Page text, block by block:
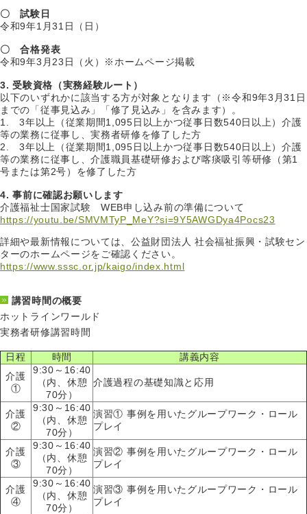
〇 試験日
令和9年1月31日（日）
〇 合格発表
令和9年3月23日（火）※ホームページ掲載
3. 受験資格（実務経験ルート）
以下のいずれかに該当する方が対象となります（※令和9年3月31日
までの「従事見込み」「修了見込み」を含みます）。
1. 3年以上（従業期間1,095日以上かつ従事日数540日以上）介護
等の業務に従事し、実務者研修を修了した方
2. 3年以上（従業期間1,095日以上かつ従事日数540日以上）介護
等の業務に従事し、介護職員基礎研修および喀痰吸引等研修（第1
号または第2号）を修了した方
4. 事前に確認お願いします
介護福祉士国家試験 WEB申し込み前の準備について
https://youtu.be/SMVMTyP_MeY?si=9Y5AWGDya4Pocs23
詳細や最新情報については、公益財団法人 社会福祉振興・試験セン
ターのホームページをご確認ください。
https://www.sssc.or.jp/kaigo/index.html
講習時間の概要
ホットラインワールド
実務者研修講習時間
日程 時間
講義内容
介護
①
9:30～16:40
（内、休憩
70分）
介護過程の基礎知識と応用
介護
②
9:30～16:40
（内、休憩
70分）
演習① 事例を用いたグループワーク・ロール
プレイ
介護
③
9:30～16:40
（内、休憩
70分）
演習② 事例を用いたグループワーク・ロール
プレイ
介護
④
9:30～16:40
（内、休憩
70分）
演習③ 事例を用いたグループワーク・ロール
プレイ